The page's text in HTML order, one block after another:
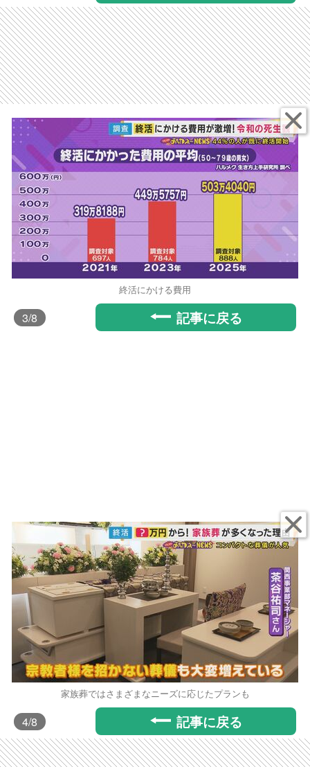
終活にかける費用
3/8 記事に戻る
家族葬ではさまざまなニーズに応じたプランも
4/8 記事に戻る